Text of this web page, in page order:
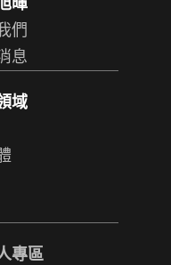
暉
們
息
域
專區